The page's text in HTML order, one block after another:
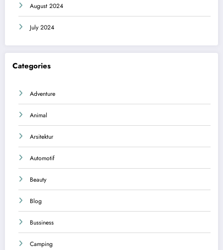
August 2024
July 2024
Categories
Adventure
Animal
Arsitektur
Automotif
Beauty
Blog
Bussiness
Camping